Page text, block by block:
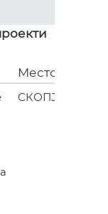
Место
СКОПЈЕ